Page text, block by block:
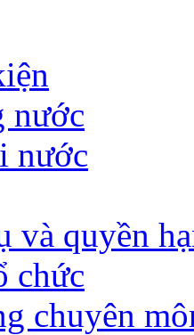
nước
nước
và quyền
chức
chuyên